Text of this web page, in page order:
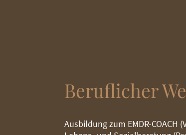
Beruflicher
Ausbildung zum EMDR-COACH